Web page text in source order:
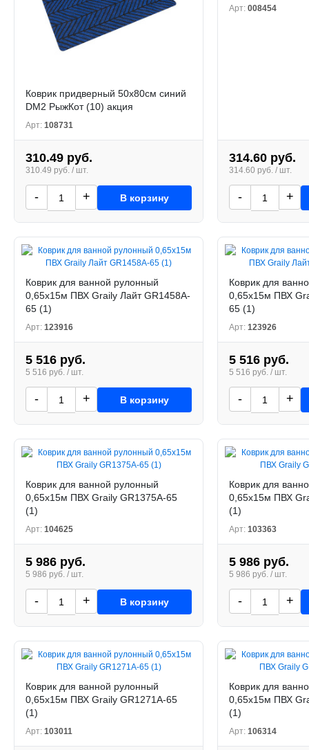
Коврик придверный 50х80см синий
DM2 РыжКот (10) акция
Арт: 108731
310.49 руб.
310.49 руб. / шт.
- + В корзину
Арт: 008454
314.60 руб.
314.60 руб. / шт.
- +
Коврик для ванной рулонный
0,65х15м ПВХ Graily Лайт GR1458A-
65 (1)
Арт: 123916
5 516 руб.
5 516 руб. / шт.
- + В корзину
Коврик для
0,65х15м ПВХ
65 (1)
Арт: 123926
5 516 руб.
5 516 руб. / шт.
- +
Коврик для ванной рулонный
0,65х15м ПВХ Graily GR1375A-65
(1)
Арт: 104625
5 986 руб.
5 986 руб. / шт.
- + В корзину
Коврик для
0,65х15м ПВХ
(1)
Арт: 103363
5 986 руб.
5 986 руб. / шт.
- +
Коврик для ванной рулонный
0,65х15м ПВХ Graily GR1271A-65
(1)
Арт: 103011
Коврик для
0,65х15м ПВХ
(1)
Арт: 106314